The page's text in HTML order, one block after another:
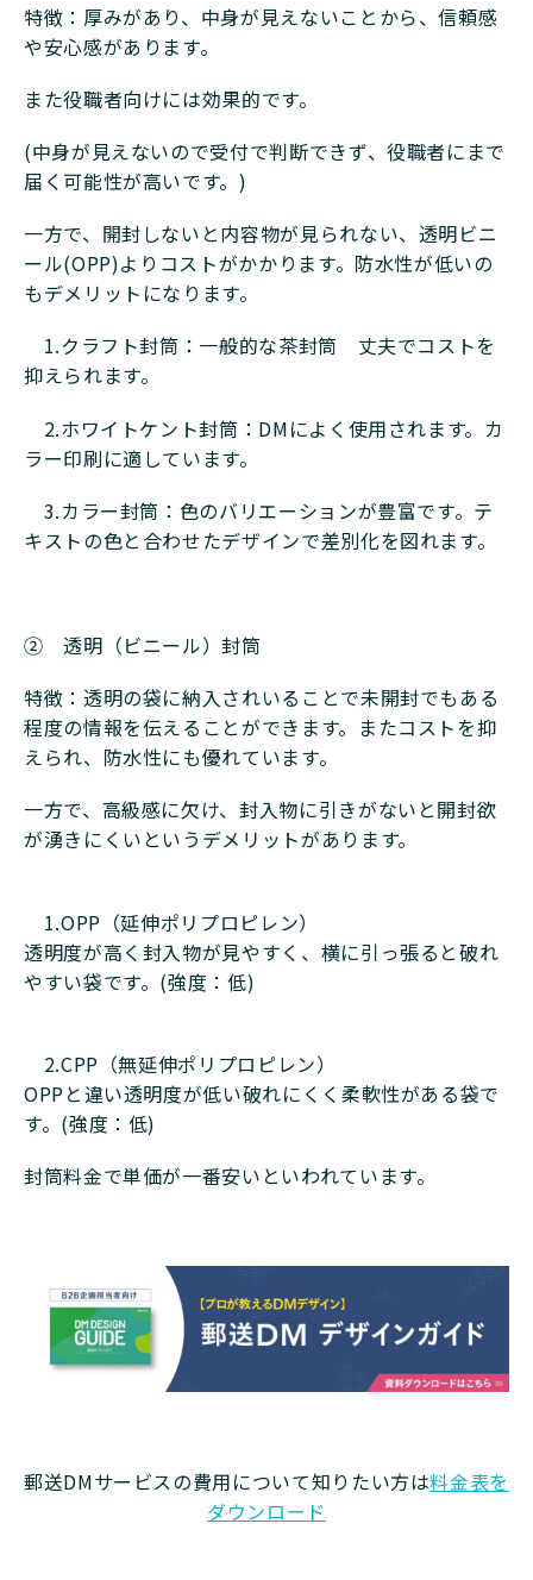
特徴：厚みがあり、中身が見えないことから、信頼感
や安心感があります。
また役職者向けには効果的です。
(中身が見えないので受付で判断できず、役職者にまで
届く可能性が高いです。)
一方で、開封しないと内容物が見られない、透明ビニ
ール(OPP)よりコストがかかります。防水性が低いの
もデメリットになります。
1.クラフト封筒：一般的な茶封筒 丈夫でコストを
抑えられます。
2.ホワイトケント封筒：DMによく使用されます。カ
ラー印刷に適しています。
3.カラー封筒：色のバリエーションが豊富です。テ
キストの色と合わせたデザインで差別化を図れます。
➁ 透明（ビニール）封筒
特徴：透明の袋に納入されいることで未開封でもある
程度の情報を伝えることができます。またコストを抑
えられ、防水性にも優れています。
一方で、高級感に欠け、封入物に引きがないと開封欲
が湧きにくいというデメリットがあります。
1.OPP（延伸ポリプロピレン）
透明度が高く封入物が見やすく、横に引っ張ると破れ
やすい袋です。(強度：低)
2.CPP（無延伸ポリプロピレン）
OPPと違い透明度が低い破れにくく柔軟性がある袋で
す。(強度：低)
封筒料金で単価が一番安いといわれています。
郵送DMサービスの費用について知りたい方は料金表を
ダウンロード